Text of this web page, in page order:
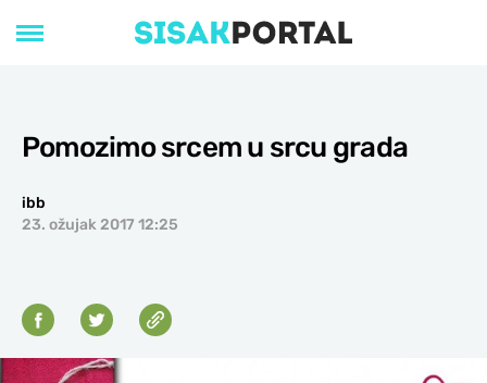
Pomozimo srcem u srcu grada
ibb
23. ožujak 2017 12:25